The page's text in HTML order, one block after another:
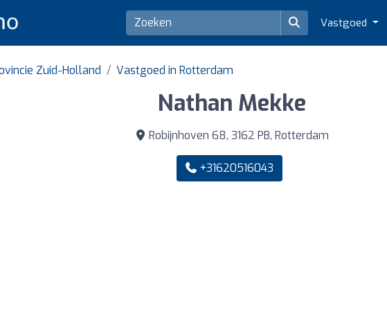
Vastgoed
Zuid-Holland Vastgoed in Rotterdam
Nathan Mekke
Robijnhoven 68, 3162 PB, Rotterdam
+31620516043